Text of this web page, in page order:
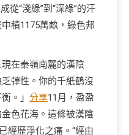
從“淺綠”到“深綠”的汗
積1175萬畝，綠色邦
在秦嶺南麓的漢陰
彈性。你的千紙鶴沒
。」 分享11月，盈盈
色花海。這條被漢陰
經歷淨化之痛。“經由